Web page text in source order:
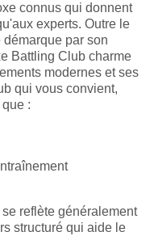
connus qui donnent
experts. Outre le
par son
Battling Club charme
modernes et ses
qui vous convient,
:
se reflète généralement
structuré qui aide le